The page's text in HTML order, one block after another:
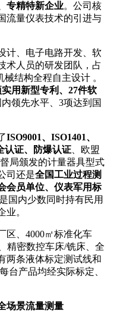
专精特新企业。公司核
流量仪表技术的引进与
计、电子电路开发、软
术人员的研发团队，占
械结构全程自主设计 。
用新型专利、27件软
领先水平、3项达到国
ISO9001、ISO1401、
认证、防爆认证、欧盟
局颁发的计量器具型式
司还是全国工业过程测
会员单位、仪表军用标
内少数同时持有民用
。
区、4000㎡标准化车
精密数控车床/铣床、全
两条液体标定测试线和
台产品均经实际标定、
场景流量测量